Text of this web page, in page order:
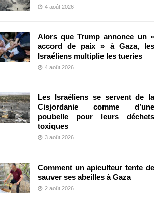
4 août 2026
Alors que Trump annonce un «
accord de paix » à Gaza, les
Israéliens multiplie les tueries
4 août 2026
Les Israéliens se servent de la
Cisjordanie comme d’une
poubelle pour leurs déchets
toxiques
3 août 2026
Comment un apiculteur tente de
sauver ses abeilles à Gaza
2 août 2026